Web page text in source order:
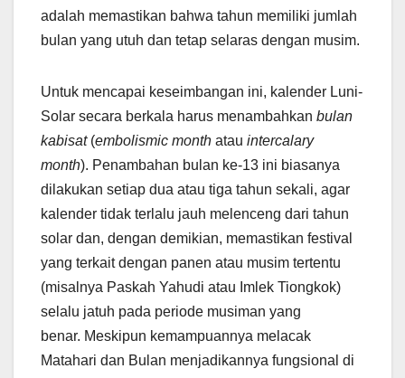
adalah memastikan bahwa tahun memiliki jumlah
bulan yang utuh dan tetap selaras dengan musim.
Untuk mencapai keseimbangan ini, kalender Luni-
Solar secara berkala harus menambahkan bulan
kabisat(embolismic month atau intercalary
month). Penambahan bulan ke-13 ini biasanya
dilakukan setiap dua atau tiga tahun sekali, agar
kalender tidak terlalu jauh melenceng dari tahun
solar dan, dengan demikian, memastikan festival
yang terkait dengan panen atau musim tertentu
(misalnya Paskah Yahudi atau Imlek Tiongkok)
selalu jatuh pada periode musiman yang
benar. Meskipun kemampuannya melacak
Matahari dan Bulan menjadikannya fungsional di